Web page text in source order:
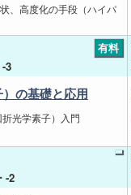
、高度化の手段（ハイパ
有料
3
の基礎と応用
光学素子）入門
-2